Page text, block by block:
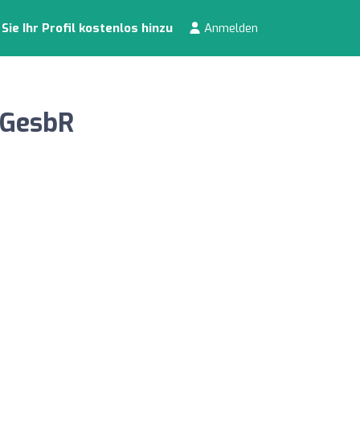
Sie Ihr Profil kostenlos hinzu Anmelden